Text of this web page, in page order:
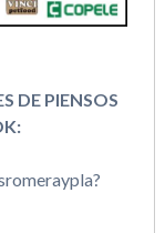
DE PIENSOS